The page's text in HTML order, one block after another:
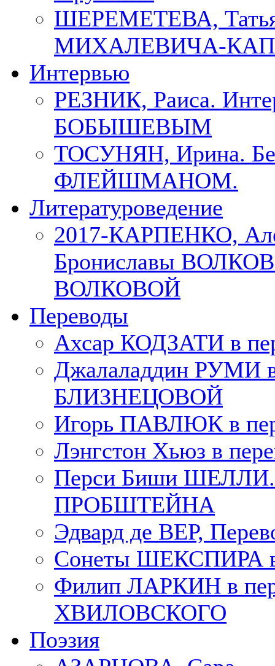
ШЕРЕМЕТЕВА,
МИХАЛЕВИЧА-
Интервью
РЕЗНИК, Раиса.
БОБЫШЕВЫМ
ТОСУНЯН, Ирина.
ФЛЕЙШМАНОМ.
Литературоведение
2017-КАРПЕНКО,
Брониславы
ВОЛКОВОЙ
Переводы
Ахсар КОДЗАТИ в
Джалаладдин РУМИ
БЛИЗНЕЦОВОЙ
Игорь ПАВЛЮК в
Лэнгстон Хьюз в
Перси Биши ШЕЛЛИ.
ПРОБШТЕЙНА
Эдвард де ВЕР,
Сонеты ШЕКСПИРА в
Филип ЛАРКИН в
ХВИЛОВСКОГО
Поэзия